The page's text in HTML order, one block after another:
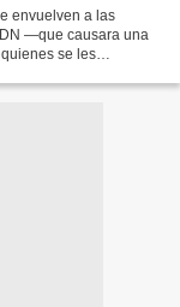
envuelven a las
—que causara una
se les